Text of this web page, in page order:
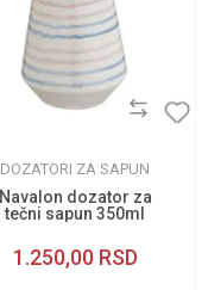
DOZATORI ZA SAPUN
Navalon dozator za
tečni sapun 350ml
1.250,00 RSD